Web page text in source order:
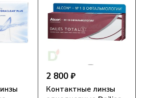
2 800 ₽
Контактные линзы